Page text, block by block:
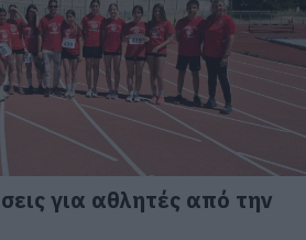
για αθλητές από την